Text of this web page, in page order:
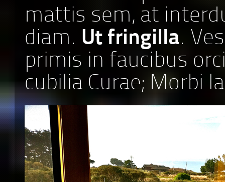
mattis sem, at
diam. Ut fringilla.
primis in faucibus
cubilia Curae; Morbi